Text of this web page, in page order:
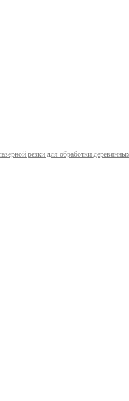
резки для обработки